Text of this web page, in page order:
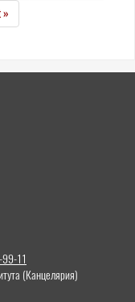
»
11
(Канцелярия)